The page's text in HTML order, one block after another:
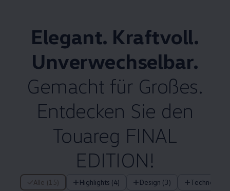
Elegant. Kraftvoll.
Unverwechselbar.
Gemacht für Großes.
Entdecken Sie den
Touareg FINAL
EDITION!
Alle (15) Highlights (4) Design (3)
15 von 15 Details